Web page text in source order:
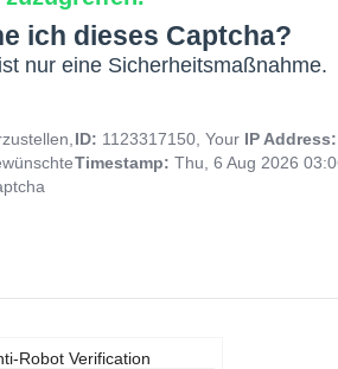
ich dieses Captcha?
nur eine Sicherheitsmaßnahme.
ID: 1123317150, Your IP
Timestamp: Thu, 6 Aug 2026
Robot Verification